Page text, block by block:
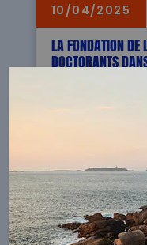
10/04/2025
LA FONDATION
DOCTORANTS
attribué ce
5 jeunes
les aider dans
derecherche, et
travaux.